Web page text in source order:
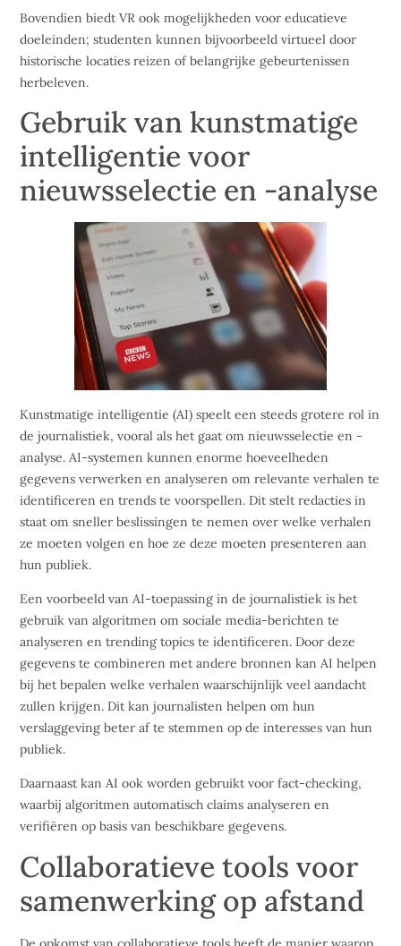
Bovendien biedt VR ook mogelijkheden voor educatieve
doeleinden; studenten kunnen bijvoorbeeld virtueel door
historische locaties reizen of belangrijke gebeurtenissen
herbeleven.
Gebruik van kunstmatige
intelligentie voor
nieuwsselectie en -analyse
Kunstmatige intelligentie (AI) speelt een steeds grotere rol in
de journalistiek, vooral als het gaat om nieuwsselectie en -
analyse. AI-systemen kunnen enorme hoeveelheden
gegevens verwerken en analyseren om relevante verhalen te
identificeren en trends te voorspellen. Dit stelt redacties in
staat om sneller beslissingen te nemen over welke verhalen
ze moeten volgen en hoe ze deze moeten presenteren aan
hun publiek.
Een voorbeeld van AI-toepassing in de journalistiek is het
gebruik van algoritmen om sociale media-berichten te
analyseren en trending topics te identificeren. Door deze
gegevens te combineren met andere bronnen kan AI helpen
bij het bepalen welke verhalen waarschijnlijk veel aandacht
zullen krijgen. Dit kan journalisten helpen om hun
verslaggeving beter af te stemmen op de interesses van hun
publiek.
Daarnaast kan AI ook worden gebruikt voor fact-checking,
waarbij algoritmen automatisch claims analyseren en
verifiëren op basis van beschikbare gegevens.
Collaboratieve tools voor
samenwerking op afstand